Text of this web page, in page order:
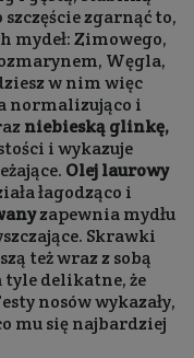
zgarnąć to,
mydeł: Zimowego,
Węgla,
w nim więc
normalizująco i
niebieską glinkę,
i wykazuje
Olej laurowy
łagodząco i
zapewnia mydłu
Skrawki
też wraz z sobą
tyle delikatne, że
nosów wykazały,
mu się najbardziej